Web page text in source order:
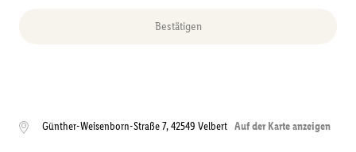
Bestätigen
Günther-Weisenborn-Straße 7,42549 Velbert Auf der Karte anzeigen